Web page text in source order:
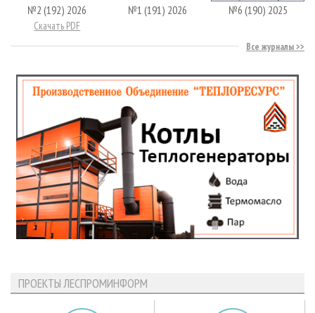
№2 (192) 2026
Скачать PDF
№1 (191) 2026 №6 (190) 2025
Все журналы
ПРОЕКТЫ ЛЕСПРОМИНФОРМ